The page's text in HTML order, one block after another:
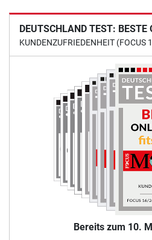
DEUTSCHLAND TEST: BESTE
KUNDENZUFRIEDENHEIT (FOCUS
Bereits zum 10.